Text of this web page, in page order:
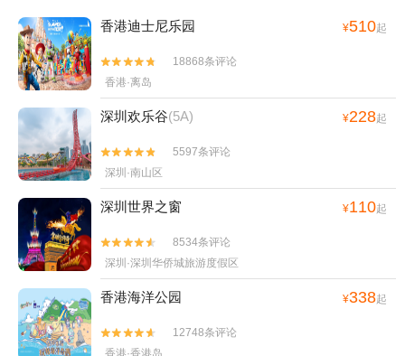
香港迪士尼乐园 ¥510起


18868条评论
香港·离岛
深圳欢乐谷(5A) ¥228起


5597条评论
深圳·南山区
深圳世界之窗 ¥110起


8534条评论
深圳·深圳华侨城旅游度假区
香港海洋公园 ¥338起


12748条评论